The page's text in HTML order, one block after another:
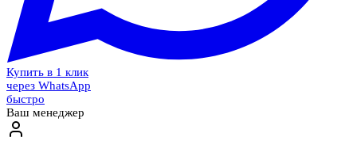
Купить в 1 клик
через WhatsApp
быстро
Ваш менеджер